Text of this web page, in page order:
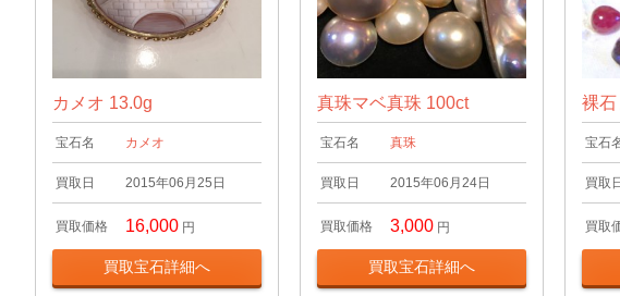
カメオ 13.0g
宝石名 カメオ
買取日 2015年06月25日
買取価格 16,000 円
買取宝石詳細へ
真珠マベ真珠 100ct
宝石名 真珠
買取日 2015年06月24日
買取価格 3,000 円
買取宝石詳細へ
裸
宝石
買取
買取